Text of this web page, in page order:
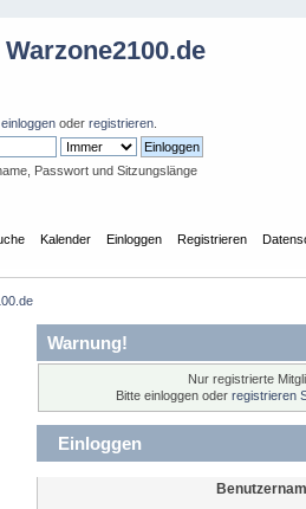
einloggen oder registrieren
Passwort und Sitzungslänge
Kalender Einloggen Registrieren
Warnung!
Nur registrierte
Bitte einloggen oder registrieren
Einloggen